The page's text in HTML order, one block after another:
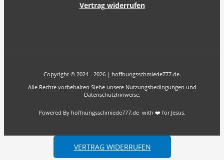
Vertrag widerrufen
Copyright © 2024 - 2026 | hoffnungsschmiede777.de.
Alle Rechte vorbehalten Siehe unsere Nutzungsbedingungen und
Datenschutzhinweise.
Powered By hoffnungsschmiede777.de with ❤️ for Jesus.
VERTRAG WIDERRUFEN